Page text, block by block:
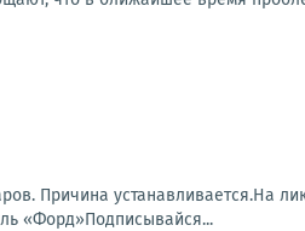
Причина устанавливается.На
«Форд»Подписывайся...